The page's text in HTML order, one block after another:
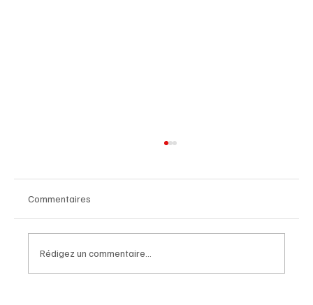
Commentaires
Rédigez un commentaire...